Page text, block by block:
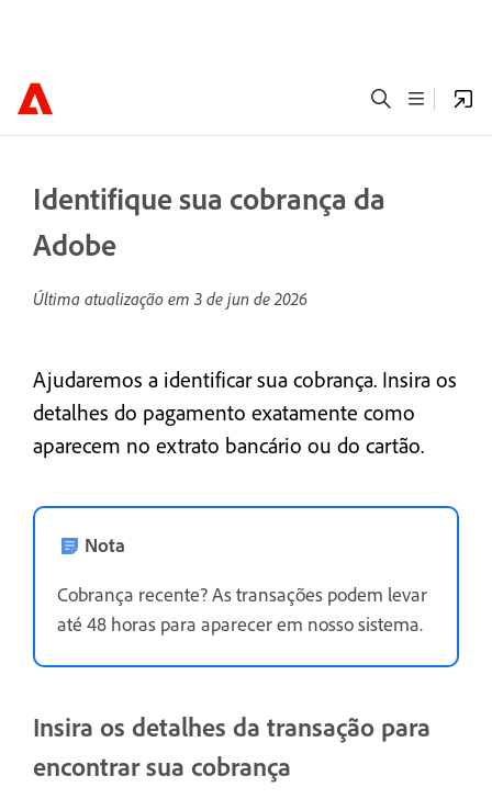
Identifique sua cobrança da
Adobe
Última atualização em 3 de jun de 2026
Ajudaremos a identificar sua cobrança. Insira os
detalhes do pagamento exatamente como
aparecem no extrato bancário ou do cartão.
Nota
Cobrança recente? As transações podem levar
até 48 horas para aparecer em nosso sistema.
Insira os detalhes da transação para
encontrar sua cobrança